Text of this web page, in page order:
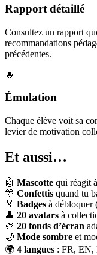
Rapport détaillé
Consultez un rapport
recommandations
précédentes.
🔥
Émulation
Chaque élève voit sa
levier de motivation
Et aussi…
🤖 Mascotte qui réagit
🎊 Confettis quand tu
🏅 Badges à débloquer
👤 20 avatars à
🎨 20 fonds d’écran
🌙 Mode sombre et
🌍 4 langues : FR, EN,